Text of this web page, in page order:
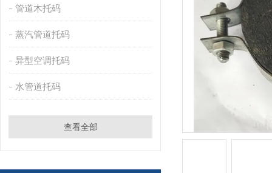
管道木托码
蒸汽管道托码
异型空调托码
水管道托码
查看全部